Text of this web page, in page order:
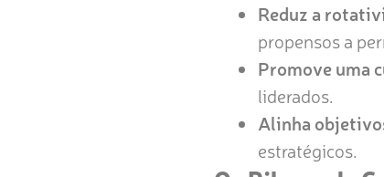
Reduz a
propensos a
Promove uma
liderados.
Alinha
estratégicos.